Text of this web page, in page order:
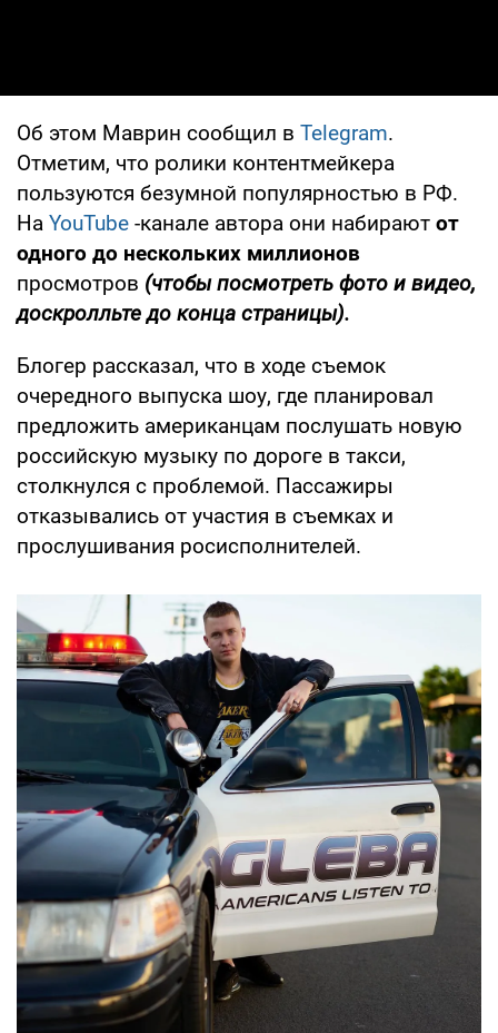
Об этом Маврин сообщил в Telegram.
Отметим, что ролики контентмейкера
пользуются безумной популярностью в РФ.
На YouTube -канале автора они набирают от
одного до нескольких миллионов
просмотров (чтобы посмотреть фото и видео,
доскролльте до конца страницы).
Блогер рассказал, что в ходе съемок
очередного выпуска шоу, где планировал
предложить американцам послушать новую
российскую музыку по дороге в такси,
столкнулся с проблемой. Пассажиры
отказывались от участия в съемках и
прослушивания росисполнителей.